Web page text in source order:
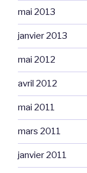
mai 2013
janvier 2013
mai 2012
avril 2012
mai 2011
mars 2011
janvier 2011